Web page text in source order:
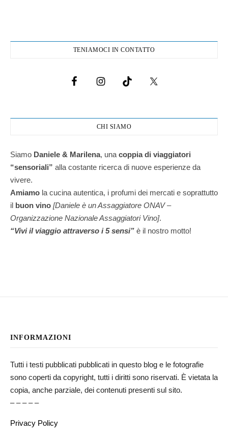
TENIAMOCI IN CONTATTO
CHI SIAMO
Siamo Daniele & Marilena, una coppia di viaggiatori
“sensoriali” alla costante ricerca di nuove esperienze da
vivere.
Amiamo la cucina autentica, i profumi dei mercati e soprattutto
il buon vino [Daniele è un Assaggiatore ONAV –
Organizzazione Nazionale Assaggiatori Vino].
“Vivi il viaggio attraverso i 5 sensi” è il nostro motto!
INFORMAZIONI
Tutti i testi pubblicati pubblicati in questo blog e le fotografie
sono coperti da copyright, tutti i diritti sono riservati. È vietata la
copia, anche parziale, dei contenuti presenti sul sito.
– – – – –
Privacy Policy